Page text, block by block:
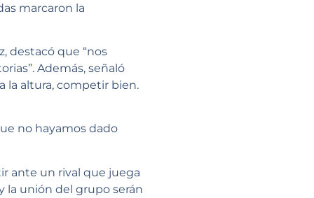
marcaron la
destacó que “nos
Además, señaló
la altura, competir bien.
no hayamos dado
ante un rival que juega
la unión del grupo serán